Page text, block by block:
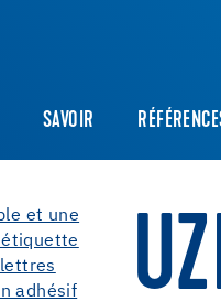
SAVOIR